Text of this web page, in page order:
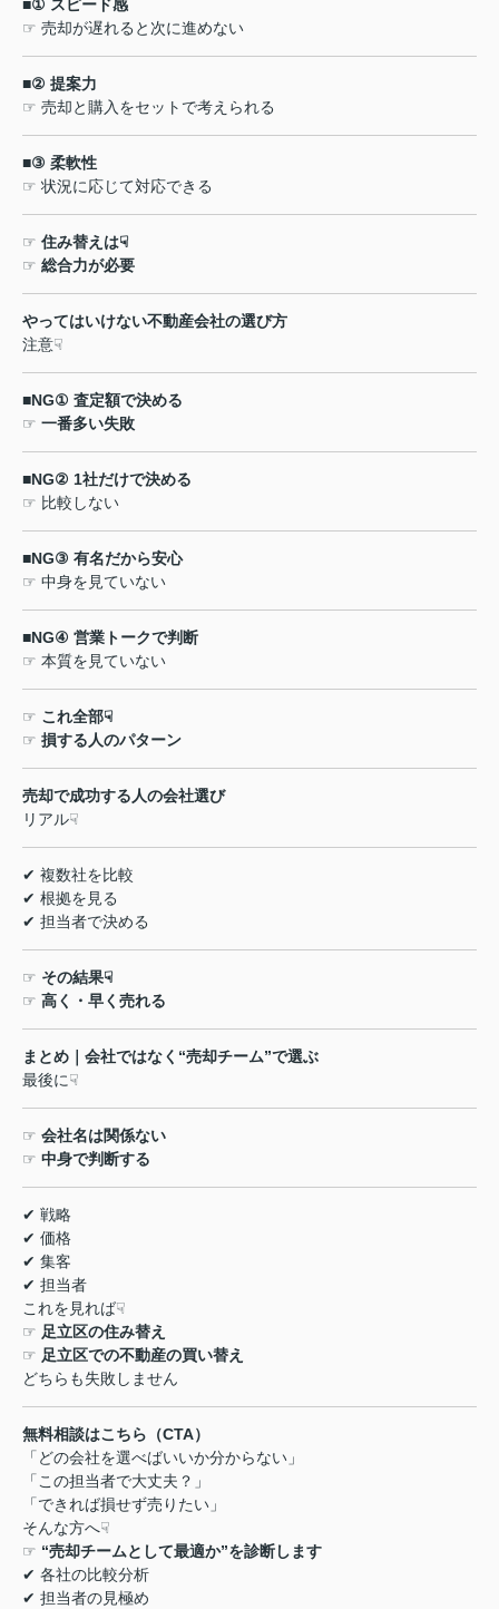
■① スピード感
☞ 売却が遅れると次に進めない
■② 提案力
☞ 売却と購入をセットで考えられる
■③ 柔軟性
☞ 状況に応じて対応できる
☞ 住み替えは☟
☞ 総合力が必要
やってはいけない不動産会社の選び方
注意☟
■NG① 査定額で決める
☞ 一番多い失敗
■NG② 1社だけで決める
☞ 比較しない
■NG③ 有名だから安心
☞ 中身を見ていない
■NG④ 営業トークで判断
☞ 本質を見ていない
☞ これ全部☟
☞ 損する人のパターン
売却で成功する人の会社選び
リアル☟
✔ 複数社を比較
✔ 根拠を見る
✔ 担当者で決める
☞ その結果☟
☞ 高く・早く売れる
まとめ｜会社ではなく “売却チーム”で選ぶ
最後に☟
☞ 会社名は関係ない
☞ 中身で判断する
✔ 戦略
✔ 価格
✔ 集客
✔ 担当者
これを見れば☟
☞ 足立区の住み替え
☞ 足立区での不動産の買い替え
どちらも失敗しません
無料相談はこちら（CTA）
「どの会社を選べばいいか分からない」
「この担当者で大丈夫？」
「できれば損せず売りたい」
そんな方へ☟
☞ “売却チームとして最適か”を診断します
✔ 各社の比較分析
✔ 担当者の見極め